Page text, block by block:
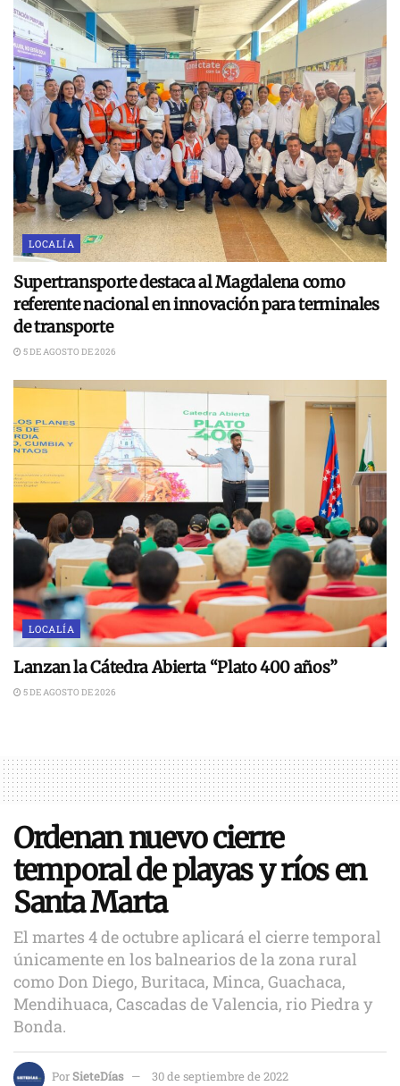
LOCALÍA
Supertransporte destaca al Magdalena como
referente nacional en innovación para terminales
de transporte
5 DE AGOSTO DE 2026
LOCALÍA
Lanzan la Cátedra Abierta “Plato 400 años”
5 DE AGOSTO DE 2026
Ordenan nuevo cierre
temporal de playas y ríos en
Santa Marta
El martes 4 de octubre aplicará el cierre temporal
únicamente en los balnearios de la zona rural
como Don Diego, Buritaca, Minca, Guachaca,
Mendihuaca, Cascadas de Valencia, rio Piedra y
Bonda.
PorSieteDías 30 de septiembre de 2022